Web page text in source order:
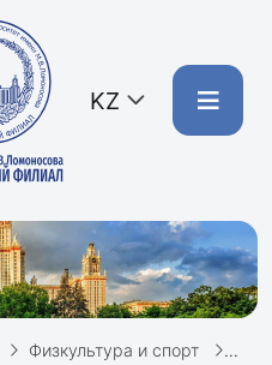
KZ
Физкультура и спорт